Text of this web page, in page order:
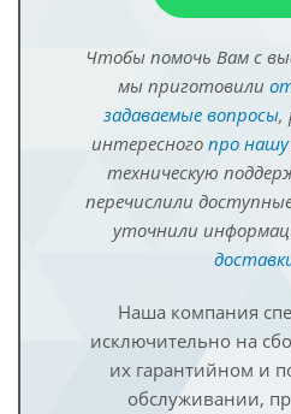
Чтобы помочь Вам с
мы приготовили
задаваемые вопросы,
интересного про
техническую
перечислили
уточнили
Наша компания
исключительно на
их гарантийном и
обслуживании,